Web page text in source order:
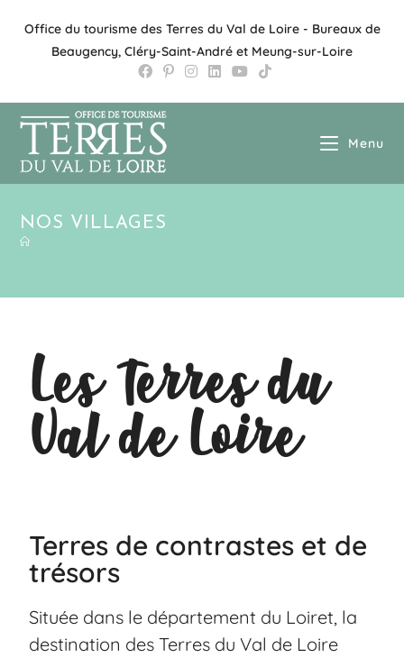
Office du tourisme des Terres du Val de Loire - Bureaux de
Beaugency, Cléry-Saint-André et Meung-sur-Loire
Menu
NOS VILLAGES
Les Terres du
Val de Loire
Terres de contrastes et de
trésors
Située dans le département du Loiret, la
destination des Terres du Val de Loire